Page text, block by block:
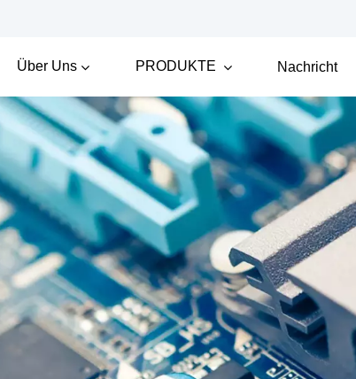
Über Uns PRODUKTE Nachricht